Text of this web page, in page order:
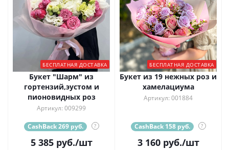
БЕСПЛАТНАЯ ДОСТАВКА
Букет "Шарм" из
гортензий,эустом и
пионовидных роз
Артикул: 009299
CashBack 269 руб. ?
5 385руб./шт
БЕСПЛАТНАЯ ДОСТАВКА
Букет из 19 нежных роз и
хамелациума
Артикул: 001884
CashBack 158 руб. ?
3 160руб./шт